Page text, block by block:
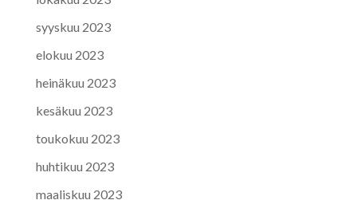
syyskuu 2023
elokuu 2023
heinäkuu 2023
kesäkuu 2023
toukokuu 2023
huhtikuu 2023
maaliskuu 2023